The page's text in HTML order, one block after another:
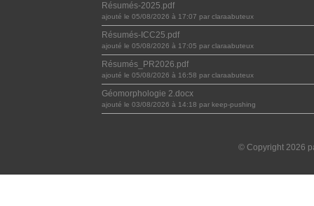
Résumés-2025.pdf
ajouté le 05/08/2026 à 17:07 par claraabuteux
Résumés-ICC25.pdf
ajouté le 05/08/2026 à 17:05 par claraabuteux
Résumés_PR2026.pdf
ajouté le 05/08/2026 à 16:58 par claraabuteux
Géomorphologie 2.docx
ajouté le 03/08/2026 à 14:18 par keep-pushing
© Copyright 2026